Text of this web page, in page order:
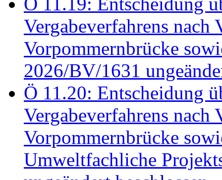
Vergabeverfahrens
Vorpommernbrücke
2026/BV/1631
Ö 11.20: Entscheidung
Vergabeverfahrens
Vorpommernbrücke
Umweltfachliche